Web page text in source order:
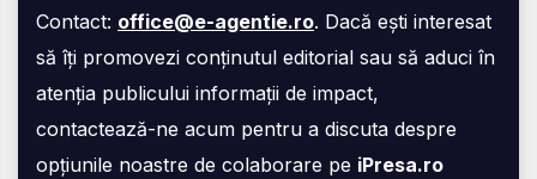
Contact: office@e-agentie.ro. Dacă ești interesat
să îți promovezi conținutul editorial sau să aduci în
atenția publicului informații de impact,
contactează-ne acum pentru a discuta despre
opțiunile noastre de colaborare pe iPresa.ro